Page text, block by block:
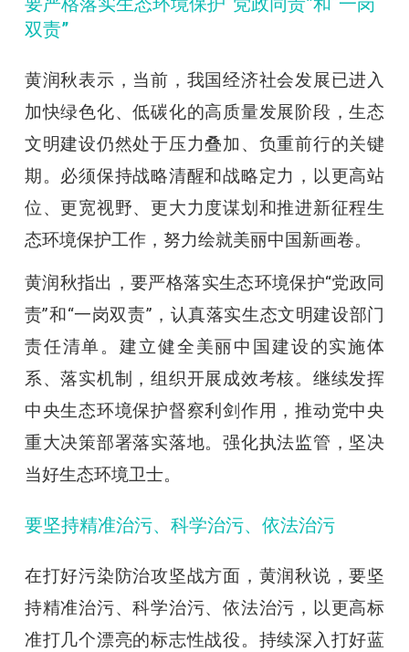
双责”
黄润秋表示，当前，我国经济社会发展已进入
加快绿色化、低碳化的高质量发展阶段，生态
文明建设仍然处于压力叠加、负重前行的关键
期。必须保持战略清醒和战略定力，以更高站
位、更宽视野、更大力度谋划和推进新征程生
态环境保护工作，努力绘就美丽中国新画卷。
黄润秋指出，要严格落实生态环境保护“党政同
责”和“一岗双责”，认真落实生态文明建设部门
责任清单。建立健全美丽中国建设的实施体
系、落实机制，组织开展成效考核。继续发挥
中央生态环境保护督察利剑作用，推动党中央
重大决策部署落实落地。强化执法监管，坚决
当好生态环境卫士。
要坚持精准治污、科学治污、依法治污
在打好污染防治攻坚战方面，黄润秋说，要坚
持精准治污、科学治污、依法治污，以更高标
准打几个漂亮的标志性战役。持续深入打好蓝